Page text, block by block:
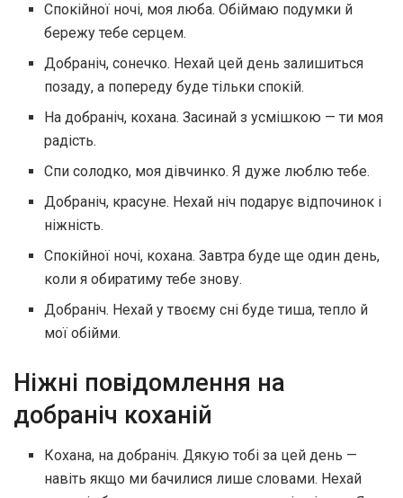
Спокійної ночі, моя люба. Обіймаю подумки й
бережу тебе серцем.
Добраніч, сонечко. Нехай цей день залишиться
позаду, а попереду буде тільки спокій.
На добраніч, кохана. Засинай з усмішкою — ти моя
радість.
Спи солодко, моя дівчинко. Я дуже люблю тебе.
Добраніч, красуне. Нехай ніч подарує відпочинок і
ніжність.
Спокійної ночі, кохана. Завтра буде ще один день,
коли я обиратиму тебе знову.
Добраніч. Нехай у твоєму сні буде тиша, тепло й
мої обійми.
Ніжні повідомлення на
добраніч коханій
Кохана, на добраніч. Дякую тобі за цей день —
навіть якщо ми бачилися лише словами. Нехай